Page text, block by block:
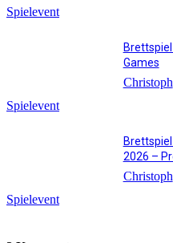
Spielevent
Spielevent
Games
Christoph
Spielevent
2026 –
Christoph